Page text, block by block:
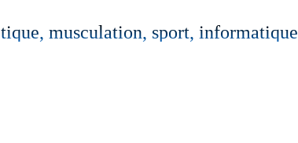
musculation, sport, informatique